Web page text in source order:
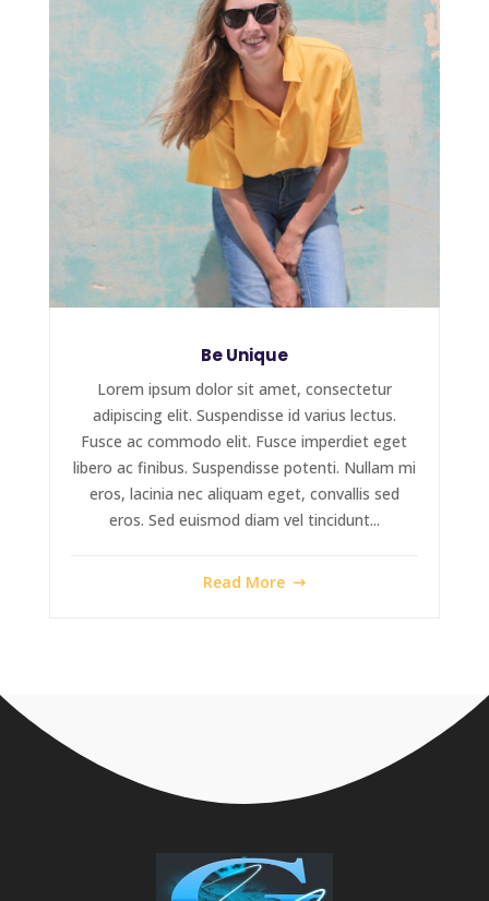
Be Unique
Lorem ipsum dolor sit amet, consectetur
adipiscing elit. Suspendisse id varius lectus.
Fusce ac commodo elit. Fusce imperdiet eget
libero ac finibus. Suspendisse potenti. Nullam mi
eros, lacinia nec aliquam eget, convallis sed
eros. Sed euismod diam vel tincidunt...
Read More